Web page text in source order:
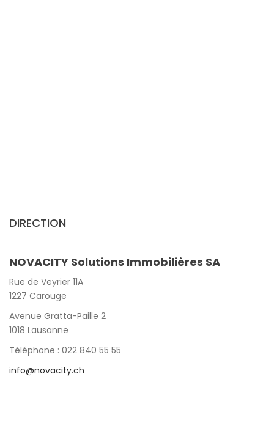
DIRECTION
NOVACITY Solutions Immobilières SA
Rue de Veyrier 11A
1227 Carouge
Avenue Gratta-Paille 2
1018 Lausanne
Téléphone : 022 840 55 55
info@novacity.ch